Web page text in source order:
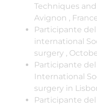
Techniques
Avignon ,
Participante del
international
surgery ,
Participante
International
surgery in
Participante del